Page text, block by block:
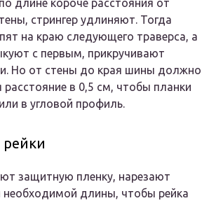
длине короче расстояния от
стрингер удлиняют. Тогда
на краю следующего траверса, а
с первым, прикручивают
Но от стены до края шины должно
расстояние в 0,5 см, чтобы планки
в угловой профиль.
рейки
защитную пленку, нарезают
необходимой длины, чтобы рейка